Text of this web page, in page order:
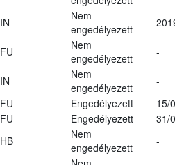
IN
Nem
engedélyezett
FU
Nem
engedélyezett
-
IN
Nem
engedélyezett
-
FU Engedélyezett
15/
FU Engedélyezett
31/
HB
Nem
engedélyezett
-